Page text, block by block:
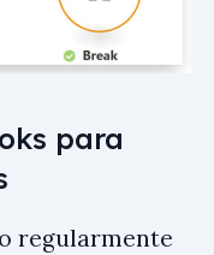
para
regularmente